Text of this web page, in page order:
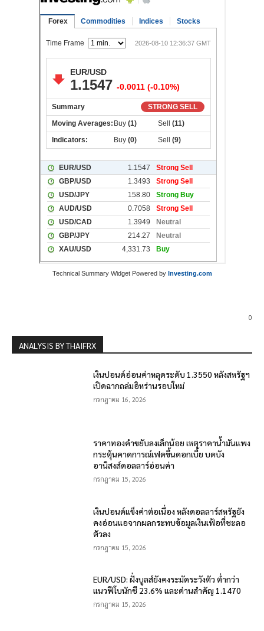
Technical Summary Widget Powered by Investing.com
0
ANALYSIS BY THAIFRX
เงินปอนด์อ่อนค่าหลุดระดับ 1.3550 หลังสหรัฐฯ
เปิดฉากถล่มอิหร่านรอบใหม่
กรกฎาคม 16, 2026
ราคาทองคำขยับลงเล็กน้อย เหตุราคาน้ำมันแพง
กระตุ้นคาดการณ์เฟดขึ้นดอกเบี้ย บดบัง
อานิสงส์ดอลลาร์อ่อนค่า
กรกฎาคม 15, 2026
เงินปอนด์แข็งค่าต่อเนื่อง หลังดอลลาร์สหรัฐยัง
คงอ่อนแอจากผลกระทบข้อมูลเงินเฟ้อที่ชะลอ
ตัวลง
กรกฎาคม 15, 2026
EUR/USD: ฝั่งบูลส์ยังคงระมัดระวังตัว ต่ำกว่า
แนวฟีโบนักชี 23.6% และด่านสำคัญ 1.1470
กรกฎาคม 15, 2026